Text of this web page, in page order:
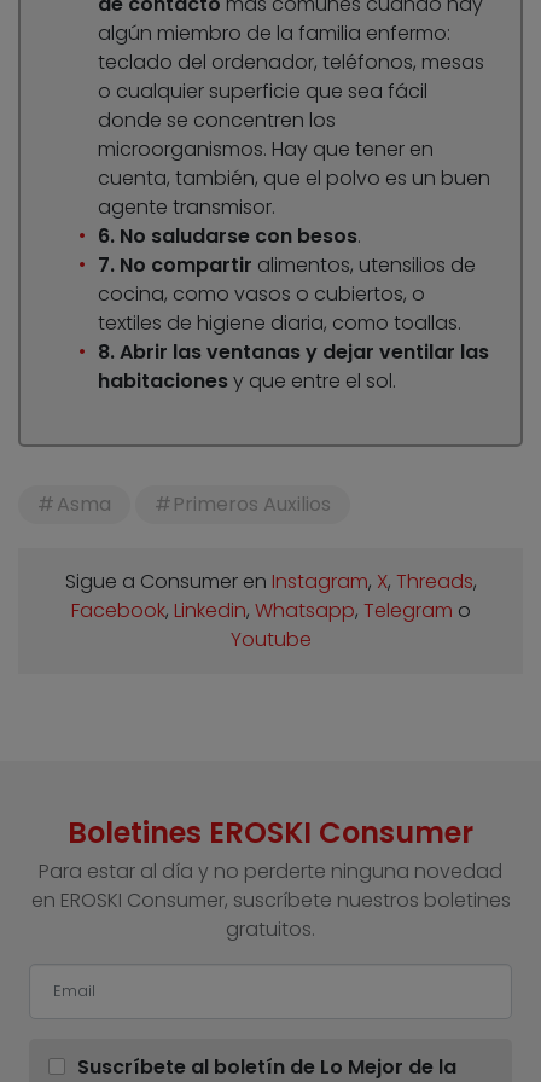
algún miembro de la familia enfermo:
teclado del ordenador, teléfonos, mesas
o cualquier superficie que sea fácil
donde se concentren los
microorganismos. Hay que tener en
cuenta, también, que el polvo es un buen
agente transmisor.
6. No saludarse con besos.
7. No compartir alimentos, utensilios de
cocina, como vasos o cubiertos, o
textiles de higiene diaria, como toallas.
8. Abrir las ventanas y dejar ventilar las
habitacionesy que entre el sol.
Asma Primeros Auxilios
Sigue a Consumer en Instagram, X, Threads,
Facebook, Linkedin, Whatsapp, Telegram o
Youtube
Boletines EROSKI Consumer
Para estar al día y no perderte ninguna novedad
en EROSKI Consumer, suscríbete nuestros boletines
gratuitos.
Suscríbete al boletín de Lo Mejor de la